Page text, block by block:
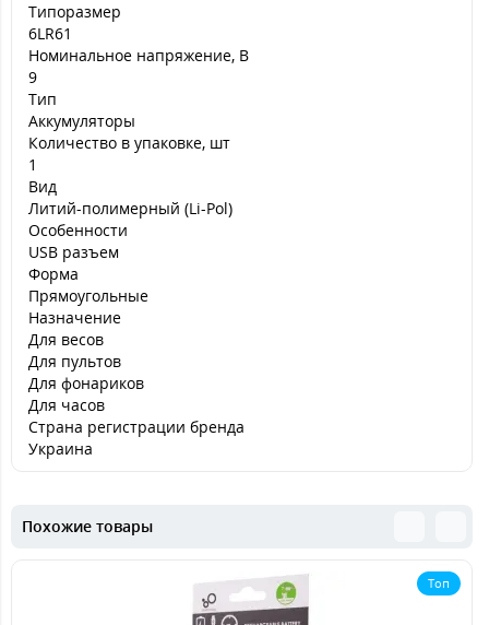
Типоразмер
6LR61
Номинальное напряжение, В
9
Тип
Аккумуляторы
Количество в упаковке, шт
1
Вид
Литий-полимерный (Li-Pol)
Особенности
USB разъем
Форма
Прямоугольные
Назначение
Для весов
Для пультов
Для фонариков
Для часов
Страна регистрации бренда
Украина
Похожие товары
Топ